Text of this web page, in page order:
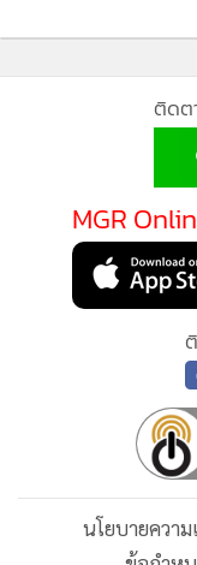
แนวโน้มที่น่าสนใจจ
ฐานที่ทำซ้ำได้ง่ายซึ่ง
ริปโต ได้ถูกกำจัดออ
มูลค่ารวมที่ถูกล็อกไว้
ก็ตาม มูลค่าความเสี
ดอลลาร์สหรัฐในปีพ.
ในปีพ.ศ. 2568 หรือคิ
ทว่าในอีกมุมหนึ่ง จำ
ขึ้นเป็น 83 ครั้งในปีพ
กบ่อยครั้งขึ้น แต่เม็ด
มาก ซึ่งเป็นทิศทางที่
ระบบรักษาความปลอ
ติดต
MGR
นโยบายควา
MGR Online
MGR Online ใช้คุก
ประสบการณ์คอนเท
เงื่อน